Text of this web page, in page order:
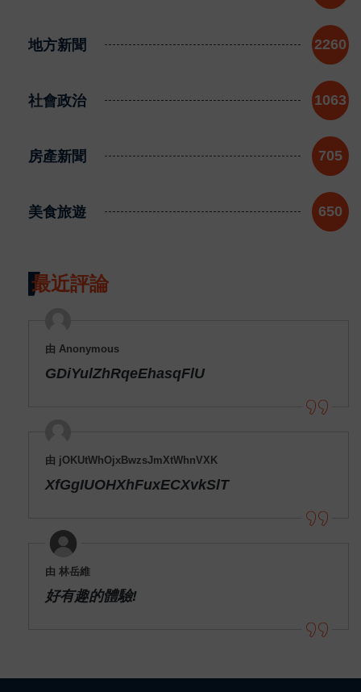
地方新聞 2260
社會政治 1063
房產新聞 705
美食旅遊 650
最近評論
由 Anonymous
GDiYulZhRqeEhasqFlU
由 jOKUtWhOjxBwzsJmXtWhnVXK
XfGgIUOHXhFuxECXvkSlT
由 林岳維
好有趣的體驗!